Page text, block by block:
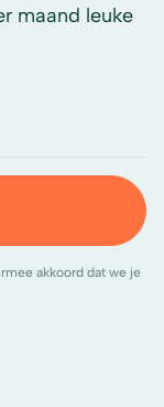
maand leuke
akkoord dat we je